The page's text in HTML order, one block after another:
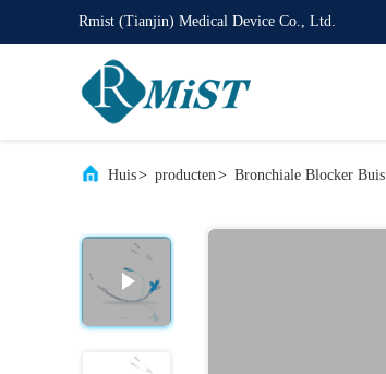
Rmist (Tianjin) Medical Device Co., Ltd.
Huis> producten> Bronchiale Blocker Buis